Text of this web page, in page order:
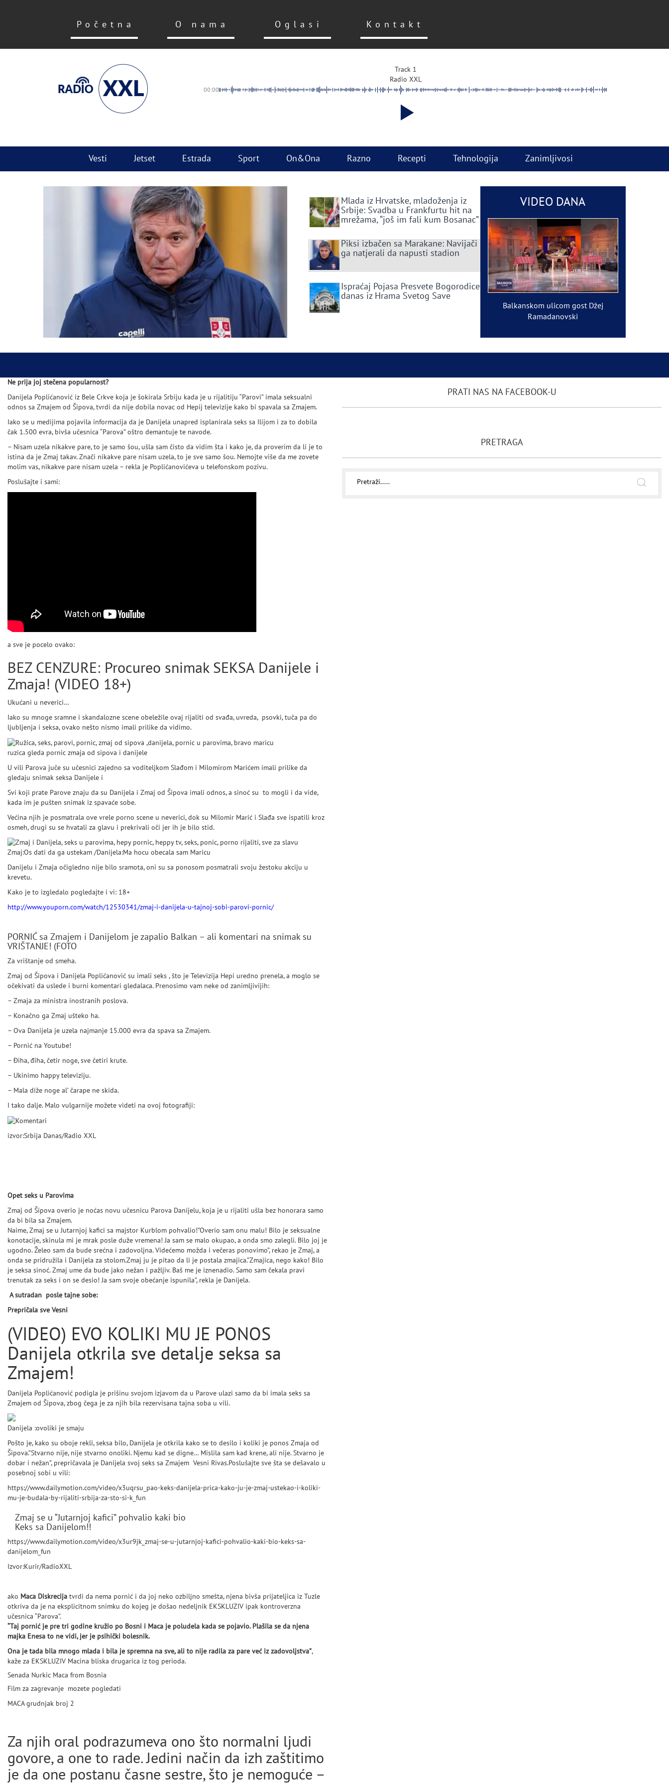
Početna O nama Oglasi Kontakt
Track 1
Radio XXL
00:00
Vesti Jetset Estrada Sport On&Ona Razno Recepti Tehnologija Zanimljivosi
Mlada iz Hrvatske, mladoženja iz
Srbije: Svadba u Frankfurtu hit na
mrežama, “još im fali kum Bosanac”
Piksi izbačen sa Marakane: Navijači
ga natjerali da napusti stadion
Ispraćaj Pojasa Presvete Bogorodice
danas iz Hrama Svetog Save
VIDEO DANA
Balkanskom ulicom gost Džej
Ramadanovski
Ne prija joj stečena popularnost?
Danijela Poplićanović iz Bele Crkve koja je šokirala Srbiju kada je u rijalitiju “Parovi” imala seksualni
odnos sa Zmajem od Šipova, tvrdi da nije dobila novac od Hepij televizije kako bi spavala sa Zmajem.
Iako se u medijima pojavila informacija da je Danijela unapred isplanirala seks sa Ilijom i za to dobila
čak 1.500 evra, bivša učesnica “Parova” oštro demantuje te navode.
– Nisam uzela nikakve pare, to je samo šou, ušla sam čisto da vidim šta i kako je, da proverim da li je to
istina da je Zmaj takav. Znači nikakve pare nisam uzela, to je sve samo šou. Nemojte više da me zovete
molim vas, nikakve pare nisam uzela – rekla je Poplićanovićeva u telefonskom pozivu.
Poslušajte i sami:
a sve je pocelo ovako:
BEZ CENZURE: Procureo snimak SEKSA Danijele i
Zmaja! (VIDEO 18+)
Ukućani u neverici…
Iako su mnoge sramne i skandalozne scene obeležile ovaj rijaliti od svađa, uvreda, psovki, tuča pa do
ljubljenja i seksa, ovako nešto nismo imali prilike da vidimo.
ruzica gleda pornic zmaja od sipova i danijele
U vili Parova juče su učesnici zajedno sa voditeljkom Slađom i Milomirom Marićem imali prilike da
gledaju snimak seksa Danijele i
Svi koji prate Parove znaju da su Danijela i Zmaj od Šipova imali odnos, a sinoć su to mogli i da vide,
kada im je pušten snimak iz spavaće sobe.
Većina njih je posmatrala ove vrele porno scene u neverici, dok su Milomir Marić i Slađa sve ispatili kroz
osmeh, drugi su se hvatali za glavu i prekrivali oči jer ih je bilo stid.
Zmaj:Os dati da ga ustekam /Danijela:Ma hocu obecala sam Maricu
Danijelu i Zmaja očigledno nije bilo sramota, oni su sa ponosom posmatrali svoju žestoku akciju u
krevetu.
Kako je to izgledalo pogledajte i vi: 18+
http://www.youporn.com/watch/12530341/zmaj-i-danijela-u-tajnoj-sobi-parovi-pornic/
PORNIĆ sa Zmajem i Danijelom je zapalio Balkan – ali komentari na snimak su
VRIŠTANJE! (FOTO
Za vrištanje od smeha.
Zmaj od Šipova i Danijela Poplićanović su imali seks , što je Televizija Hepi uredno prenela, a moglo se
očekivati da uslede i burni komentari gledalaca. Prenosimo vam neke od zanimljivijih:
– Zmaja za ministra inostranih poslova.
– Konačno ga Zmaj ušteko ha.
– Ova Danijela je uzela najmanje 15.000 evra da spava sa Zmajem.
– Pornić na Youtube!
– Điha, điha, četir noge, sve četiri krute.
– Ukinimo happy televiziju.
– Mala diže noge al’ čarape ne skida.
I tako dalje. Malo vulgarnije možete videti na ovoj fotografiji:
izvor:Srbija Danas/Radio XXL
Opet seks u Parovima
Zmaj od Šipova overio je noćas novu učesnicu Parova Danijelu, koja je u rijaliti ušla bez honorara samo
da bi bila sa Zmajem.
Naime, Zmaj se u Jutarnjoj kafici sa majstor Kurblom pohvalio!”Overio sam onu malu! Bilo je seksualne
konotacije, skinula mi je mrak posle duže vremena! Ja sam se malo okupao, a onda smo zalegli. Bilo joj je
ugodno. Želeo sam da bude srećna i zadovoljna. Videćemo možda i večeras ponovimo”, rekao je Zmaj, a
onda se pridružila i Danijela za stolom.Zmaj ju je pitao da li je postala zmajica.”Zmajica, nego kako! Bilo
je seksa sinoć. Zmaj ume da bude jako nežan i pažljiv. Baš me je iznenadio. Samo sam čekala pravi
trenutak za seks i on se desio! Ja sam svoje obećanje ispunila”, rekla je Danijela.
A sutradan posle tajne sobe:
Prepričala sve Vesni
(VIDEO) EVO KOLIKI MU JE PONOS
Danijela otkrila sve detalje seksa sa
Zmajem!
Danijela Poplićanović podigla je prišinu svojom izjavom da u Parove ulazi samo da bi imala seks sa
Zmajem od Šipova, zbog čega je za njih bila rezervisana tajna soba u vili.
Danijela :ovoliki je smaju
Pošto je, kako su oboje rekli, seksa bilo, Danijela je otkrila kako se to desilo i koliki je ponos Zmaja od
Šipova.”Stvarno nije, nije stvarno onoliki. Njemu kad se digne… Mislila sam kad krene, ali nije. Stvarno je
dobar i nežan”, prepričavala je Danijela svoj seks sa Zmajem Vesni Rivas.Poslušajte sve šta se dešavalo u
posebnoj sobi u vili:
https://www.dailymotion.com/video/x3uqrsu_pao-keks-danijela-prica-kako-ju-je-zmaj-ustekao-i-koliki-
mu-je-budala-by-rijaliti-srbija-za-sto-si-k_fun
Zmaj se u “Jutarnjoj kafici” pohvalio kaki bio
Keks sa Danijelom!!
https://www.dailymotion.com/video/x3ur9jk_zmaj-se-u-jutarnjoj-kafici-pohvalio-kaki-bio-keks-sa-
danijelom_fun
Izvor:Kurir/RadioXXL
ako Maca Diskrecija tvrdi da nema pornić i da joj neko ozbiljno smešta, njena bivša prijateljica iz Tuzle
otkriva da je na eksplicitnom snimku do kojeg je došao nedeljnik EKSKLUZIV ipak kontroverzna
učesnica “Parova”.
“Taj pornić je pre tri godine kružio po Bosni i Maca je poludela kada se pojavio. Plašila se da njena
majka Enesa to ne vidi, jer je psihički bolesnik.
Ona je tada bila mnogo mlada i bila je spremna na sve, ali to nije radila za pare već iz zadovoljstva”,
kaže za EKSKLUZIV Macina bliska drugarica iz tog perioda.
Senada Nurkic Maca from Bosnia
Film za zagrevanje mozete pogledati
MACA grudnjak broj 2
Za njih oral podrazumeva ono što normalni ljudi
govore, a one to rade. Jedini način da izh zaštitimo
je da one postanu časne sestre, što je nemoguće –
PRATI NAS NA FACEBOOK-U
PRETRAGA